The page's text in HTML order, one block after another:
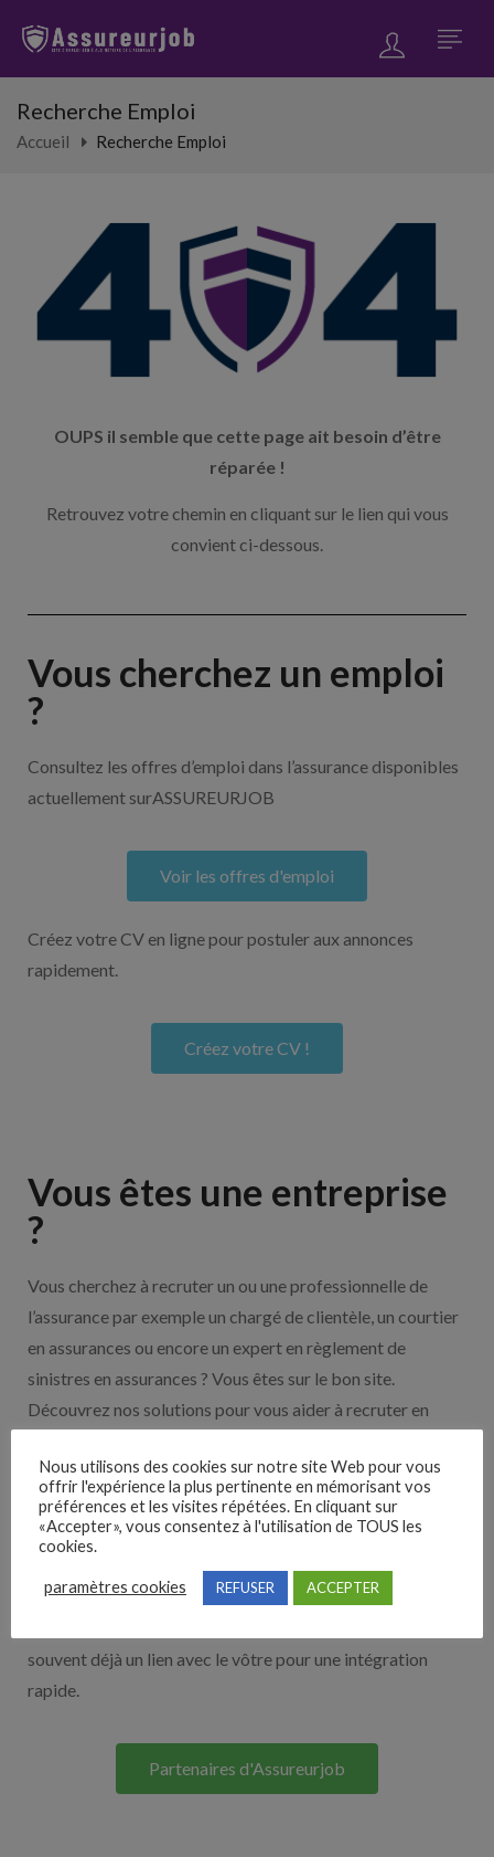
Recherche Emploi
Accueil Recherche Emploi
OUPS il semble que cette page ait besoin d’être
réparée !
Retrouvez votre chemin en cliquant sur le lien qui vous
convient ci-dessous.
Vous cherchez un emploi
?
Consultez les offres d’emploi dans l’assurance disponibles
actuellement surASSUREURJOB
Voir les offres d'emploi
Créez votre CV en ligne pour postuler aux annonces
rapidement.
Créez votre CV !
Vous êtes une entreprise
?
Vous cherchez à recruter un ou une professionnelle de
l’assurance par exemple un chargé de clientèle, un courtier
en assurances ou encore un expert en règlement de
sinistres en assurances ? Vous êtes sur le bon site.
Découvrez nos solutions pour vous aider à recruter en
Nos solutions entreprises
Découvrez nos partenaires ! Moteurs de recherches,
multidiffuseurs, sites payant… nombreux sont nos
souvent déjà un lien avec le vôtre pour une intégration
rapide.
Partenaires d'Assureurjob
Nous utilisons des cookies sur notre site Web pour vous
offrir l'expérience la plus pertinente en mémorisant vos
préférences et les visites répétées. En cliquant sur
«Accepter», vous consentez à l'utilisation de TOUS les
cookies.
paramètres cookies REFUSER ACCEPTER